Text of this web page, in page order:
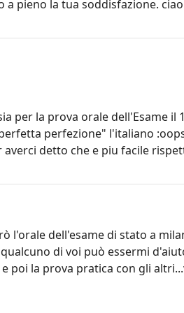
a pieno la tua soddisfazione. ciao
per la prova orale dell'Esame
perfezione" l'italiano
detto che e piu facile
l'orale dell'esame di stato a
di voi può essermi
poi la prova pratica con gli